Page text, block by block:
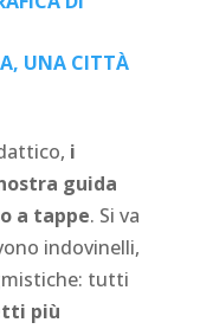
UNA CITTÀ
i
guida
a tappe. Si va
indovinelli,
tutti
più